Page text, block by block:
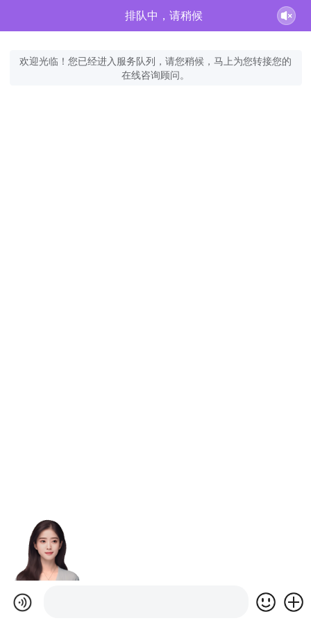
排队中，请稍候
欢迎光临！您已经进入服务队列，请您稍候，马上为您转接您的
在线咨询顾问。